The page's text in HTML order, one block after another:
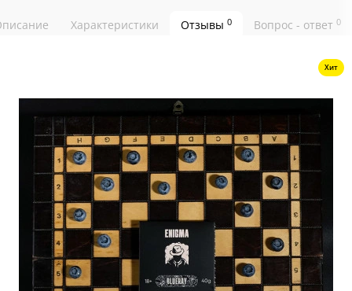
Характеристики Отзывы 0 Вопрос - ответ 0
Хит